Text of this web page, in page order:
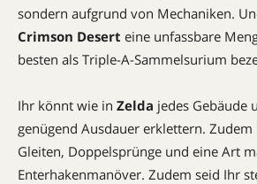
sondern aufgrund von Mechaniken.
Crimson Desert eine unfassbare
besten als Triple-A-Sammel­surium
Ihr könnt wie in Zelda jedes Gebäude
genügend Ausdauer erklettern.
Gleiten, Doppelsprünge und eine Art
Enterhakenmanöver. Zudem seid Ihr